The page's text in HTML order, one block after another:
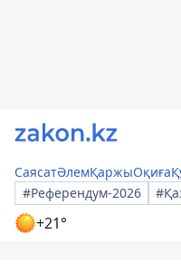
СаясатӘлемҚаржыОқиға
#Референдум-2026
+21°